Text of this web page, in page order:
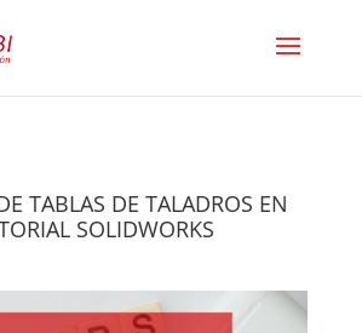
TABLAS DE TALADROS EN
SOLIDWORKS